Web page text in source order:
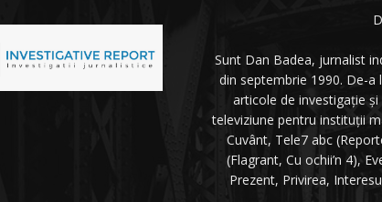
Sunt Dan Badea, jurnalist
din septembrie 1990. De-a
articole de investigație
televiziune pentru instituții
Cuvânt, Tele7 abc
(Flagrant, Cu ochii’n 4),
Prezent, Privirea,